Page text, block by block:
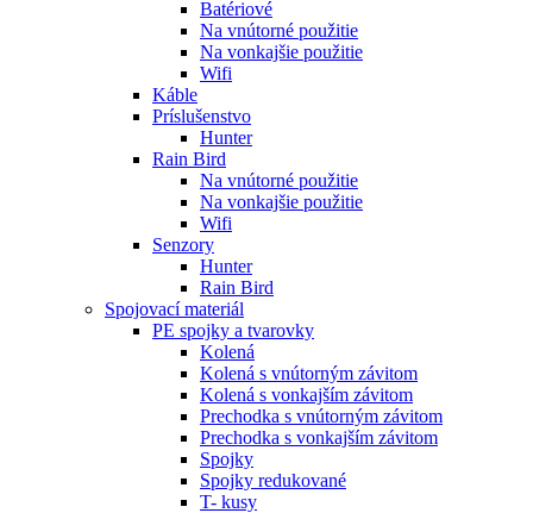
Batériové
Na vnútorné použitie
Na vonkajšie použitie
Wifi
Káble
Príslušenstvo
Hunter
Rain Bird
Na vnútorné použitie
Na vonkajšie použitie
Wifi
Senzory
Hunter
Rain Bird
Spojovací materiál
PE spojky a tvarovky
Kolená
Kolená s vnútorným závitom
Kolená s vonkajším závitom
Prechodka s vnútorným závitom
Prechodka s vonkajším závitom
Spojky
Spojky redukované
T- kusy